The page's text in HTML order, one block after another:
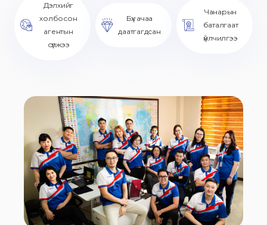
Дэлхийг
холбосон
агентын
сүлжээ
Бүх ачаа
даатгагдсан
Чанарын
баталгаат
үйлчилгээ